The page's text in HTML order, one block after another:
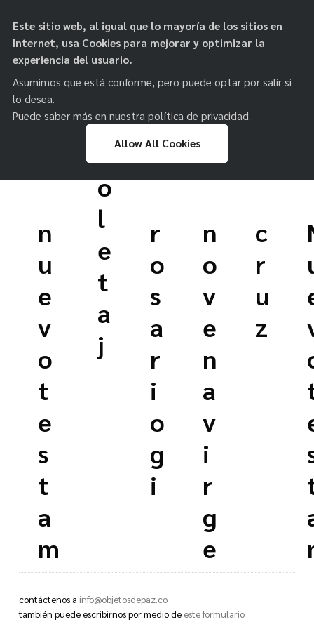
content
paz
n
u
e
v
o
t
e
s
t
a
m
e
n
p
a
ñ
o
l
e
t
a
j
r
o
s
a
r
i
o
g
i
n
o
v
e
n
a
v
i
r
g
e
n
o
c
r
u
z
contáctenos a info@objetosdepaz.co
también puede escribirnos por medio de este formulario
Este sitio web, al igual que lo mayoría de los sitios en
Internet, usa Cookies para mejorar y optimizar la
experiencia del usuario.
Asumimos que está conforme, pero puede optar por salir si
lo desea.
Puede saber más en nuestra política de privacidad.
Allow All Cookies